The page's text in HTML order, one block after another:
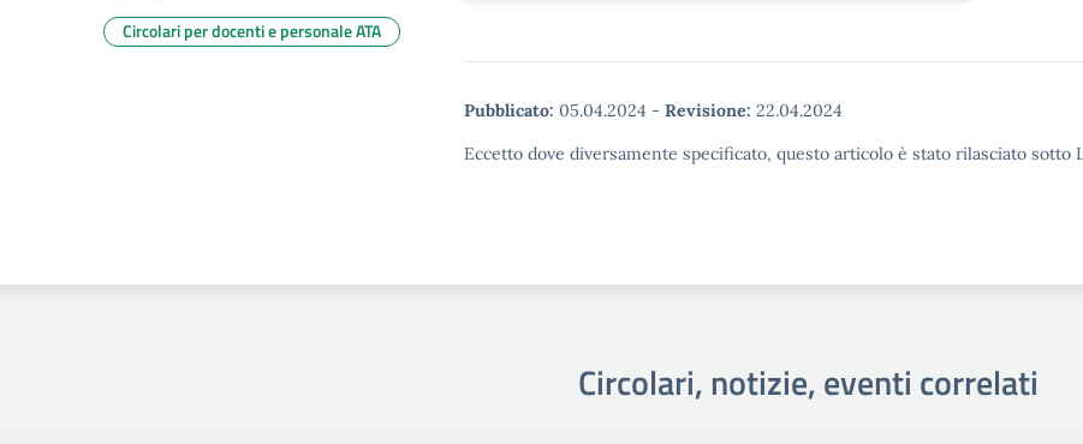
Pubblicato: 05.04.2024 - Revisione: 22.04.2024
Eccetto dove diversamente specificato, questo articolo è stato rilasciato
Circolari per docenti e personale ATA
Circolari, notizie, eventi correlati